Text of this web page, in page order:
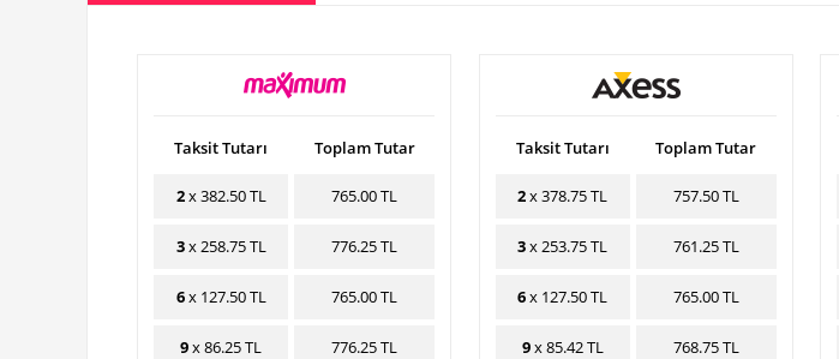
Taksit Tutarı Toplam Tutar
2x 382.50 TL 765.00 TL
3x 258.75 TL 776.25 TL
6x 127.50 TL 765.00 TL
9x 86.25 TL 776.25 TL
Taksit Tutarı Toplam Tutar
2x 378.75 TL 757.50 TL
3x 253.75 TL 761.25 TL
6x 127.50 TL 765.00 TL
9x 85.42 TL 768.75 TL